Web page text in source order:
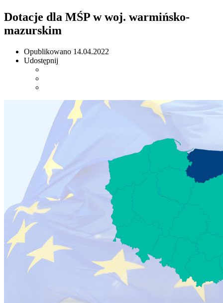
Dotacje dla MŚP w woj. warmińsko-
mazurskim
Opublikowano 14.04.2022
Udostępnij